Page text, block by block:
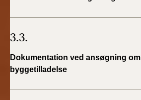
3.3.
Dokumentation ved ansøgning om
byggetilladelse